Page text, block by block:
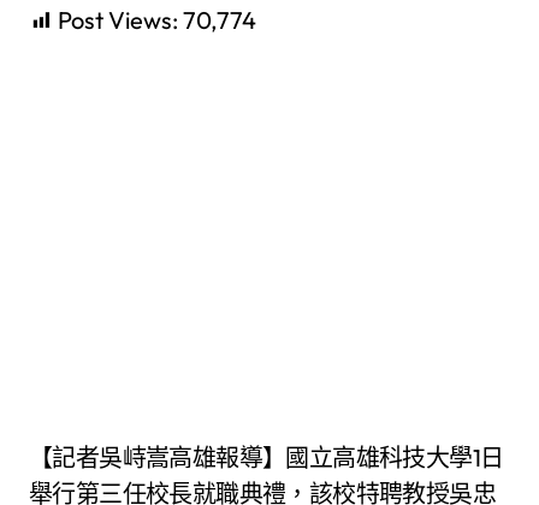
Post Views: 70,774
【記者吳峙嵩高雄報導】國立高雄科技大學1日
舉行第三任校長就職典禮，該校特聘教授吳忠